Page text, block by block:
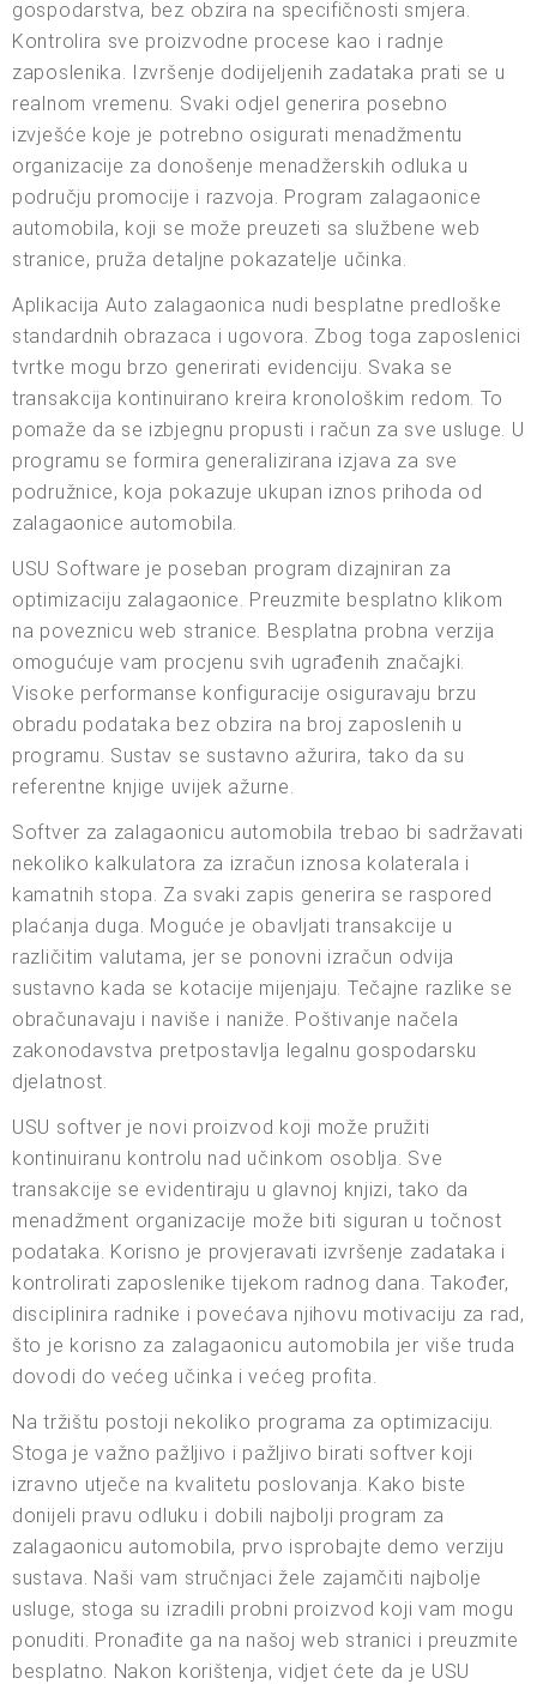
gospodarstva, bez obzira na specifičnosti smjera.
Kontrolira sve proizvodne procese kao i radnje
zaposlenika. Izvršenje dodijeljenih zadataka prati se u
realnom vremenu. Svaki odjel generira posebno
izvješće koje je potrebno osigurati menadžmentu
organizacije za donošenje menadžerskih odluka u
području promocije i razvoja. Program zalagaonice
automobila, koji se može preuzeti sa službene web
stranice, pruža detaljne pokazatelje učinka.
Aplikacija Auto zalagaonica nudi besplatne predloške
standardnih obrazaca i ugovora. Zbog toga zaposlenici
tvrtke mogu brzo generirati evidenciju. Svaka se
transakcija kontinuirano kreira kronološkim redom. To
pomaže da se izbjegnu propusti i račun za sve usluge. U
programu se formira generalizirana izjava za sve
podružnice, koja pokazuje ukupan iznos prihoda od
zalagaonice automobila.
USU Software je poseban program dizajniran za
optimizaciju zalagaonice. Preuzmite besplatno klikom
na poveznicu web stranice. Besplatna probna verzija
omogućuje vam procjenu svih ugrađenih značajki.
Visoke performanse konfiguracije osiguravaju brzu
obradu podataka bez obzira na broj zaposlenih u
programu. Sustav se sustavno ažurira, tako da su
referentne knjige uvijek ažurne.
Softver za zalagaonicu automobila trebao bi sadržavati
nekoliko kalkulatora za izračun iznosa kolaterala i
kamatnih stopa. Za svaki zapis generira se raspored
plaćanja duga. Moguće je obavljati transakcije u
različitim valutama, jer se ponovni izračun odvija
sustavno kada se kotacije mijenjaju. Tečajne razlike se
obračunavaju i naviše i naniže. Poštivanje načela
zakonodavstva pretpostavlja legalnu gospodarsku
djelatnost.
USU softver je novi proizvod koji može pružiti
kontinuiranu kontrolu nad učinkom osoblja. Sve
transakcije se evidentiraju u glavnoj knjizi, tako da
menadžment organizacije može biti siguran u točnost
podataka. Korisno je provjeravati izvršenje zadataka i
kontrolirati zaposlenike tijekom radnog dana. Također,
disciplinira radnike i povećava njihovu motivaciju za rad,
što je korisno za zalagaonicu automobila jer više truda
dovodi do većeg učinka i većeg profita.
Na tržištu postoji nekoliko programa za optimizaciju.
Stoga je važno pažljivo i pažljivo birati softver koji
izravno utječe na kvalitetu poslovanja. Kako biste
donijeli pravu odluku i dobili najbolji program za
zalagaonicu automobila, prvo isprobajte demo verziju
sustava. Naši vam stručnjaci žele zajamčiti najbolje
usluge, stoga su izradili probni proizvod koji vam mogu
ponuditi. Pronađite ga na našoj web stranici i preuzmite
besplatno. Nakon korištenja, vidjet ćete da je USU